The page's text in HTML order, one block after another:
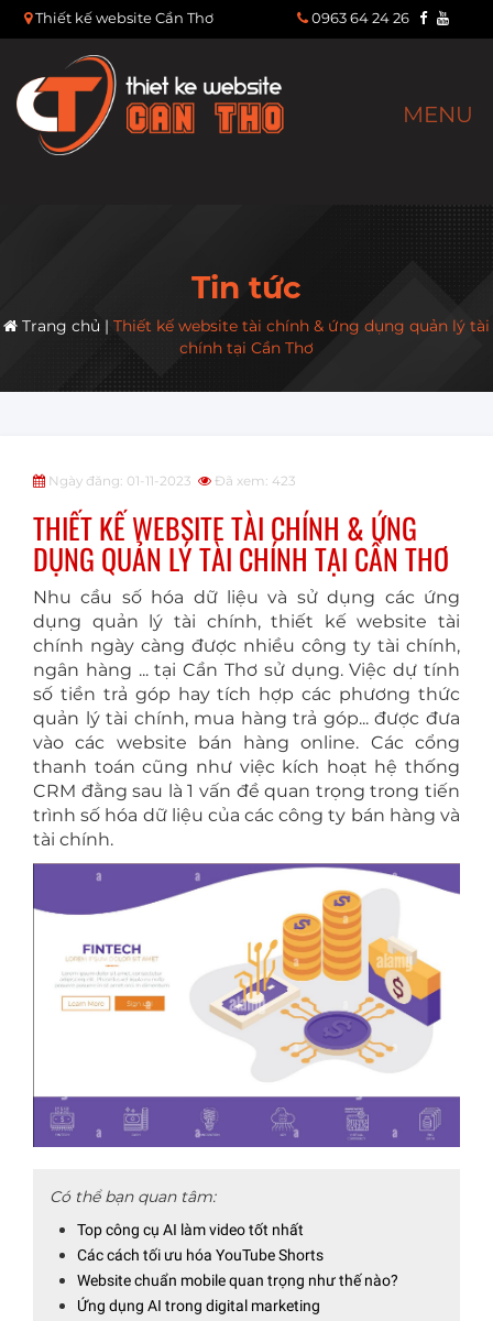
Thiết kế website Cần Thơ 0963 64 24 26
Tin tức
Trang chủ | Thiết kế website tài chính & ứng dụng quản lý tài
chính tại Cần Thơ
Ngày đăng: 01-11-2023 Đã xem: 423
THIẾT KẾ WEBSITE TÀI CHÍNH & ỨNG
DỤNG QUẢN LÝ TÀI CHÍNH TẠI CẦN THƠ
Nhu cầu số hóa dữ liệu và sử dụng các ứng
dụng quản lý tài chính, thiết kế website tài
chính ngày càng được nhiều công ty tài chính,
ngân hàng ... tại Cần Thơ sử dụng. Việc dự tính
số tiền trả góp hay tích hợp các phương thức
quản lý tài chính, mua hàng trả góp... được đưa
vào các website bán hàng online. Các cổng
thanh toán cũng như việc kích hoạt hệ thống
CRM đằng sau là 1 vấn đề quan trọng trong tiến
trình số hóa dữ liệu của các công ty bán hàng và
tài chính.
Có thể bạn quan tâm:
Top công cụ AI làm video tốt nhất
Các cách tối ưu hóa YouTube Shorts
Website chuẩn mobile quan trọng như thế nào?
Ứng dụng AI trong digital marketing
MENU